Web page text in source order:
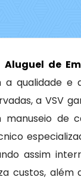
Aluguel de
qualidade e
a VSV
manuseio de
assim
custos,